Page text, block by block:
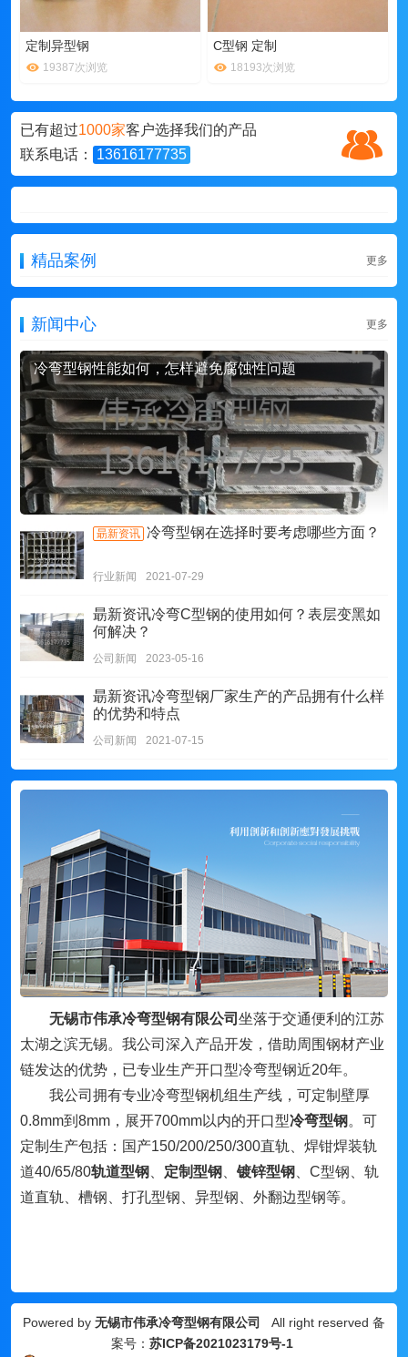
定制异型钢
19387次浏览
C型钢 定制
18193次浏览
已有超过1000家客户选择我们的产品
联系电话：
13616177735
精品案例 更多
新闻中心 更多
冷弯型钢性能如何，怎样避免腐蚀性问题
朂新资讯 冷弯型钢在选择时要考虑哪些方面？
行业新闻 2021-07-29
朂新资讯冷弯C型钢的使用如何？表层变黑如
何解决？
公司新闻 2023-05-16
朂新资讯冷弯型钢厂家生产的产品拥有什么样
的优势和特点
公司新闻 2021-07-15
无锡市伟承冷弯型钢有限公司 坐落于交通便利的江苏
太湖之滨无锡。我公司深入产品开发，借助周围钢材产业
链发达的优势，已专业生产开口型冷弯型钢近20年。
我公司拥有专业冷弯型钢机组生产线，可定制壁厚
0.8mm到8mm，展开700mm以内的开口型冷弯型钢 。可
定制生产包括：国产150/200/250/300直轨、焊钳焊装轨
道40/65/80轨道型钢 定制型钢 镀锌型钢
C型钢、轨
道直轨、槽钢、打孔型钢、异型钢、外翻边型钢等。
Powered by 无锡市伟承冷弯型钢有限公司
All right reserved 备
案号： 苏ICP备2021023179号-1